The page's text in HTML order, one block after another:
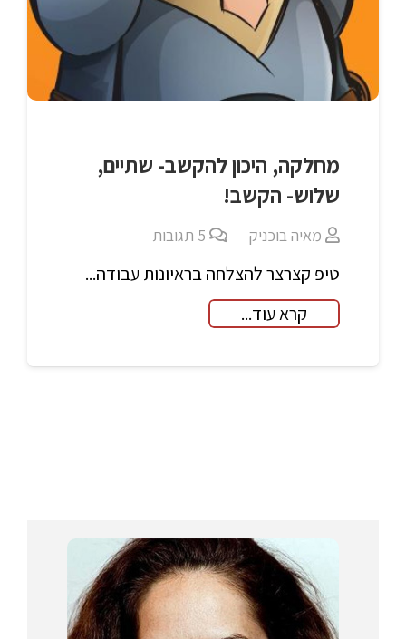
מחלקה, היכון להקשב- שתיים,
שלוש- הקשב!
מאיה בוכניק 5 תגובות
טיפ קצרצר להצלחה בראיונות עבודה...
קרא עוד...